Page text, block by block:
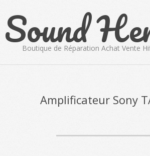
content
Sound
Boutique de Réparation Achat Vente
Amplificateur Sony